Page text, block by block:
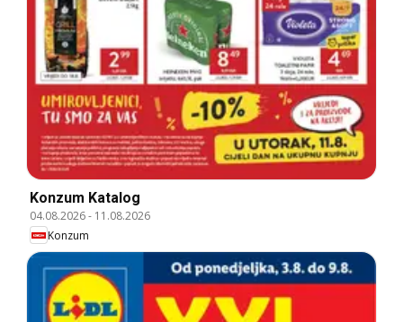
Konzum Katalog
04.08.2026- 11.08.2026
Konzum